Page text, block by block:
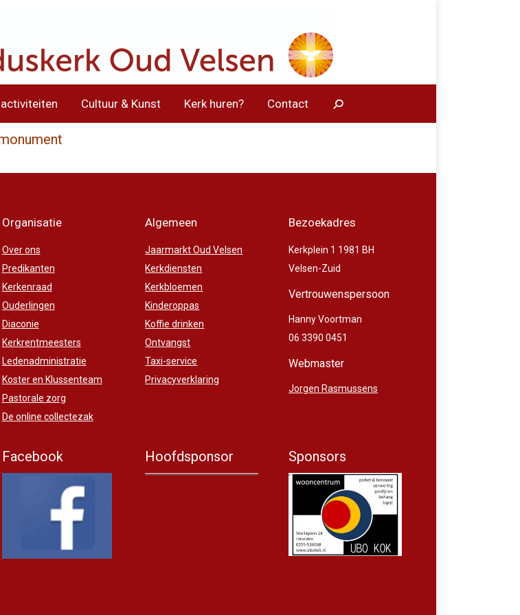
Cultuur & Kunst Kerk huren? Contact
Organisatie
Over ons
Predikanten
Kerkenraad
Ouderlingen
Diaconie
Kerkrentmeesters
Ledenadministratie
Koster en Klussenteam
Pastorale zorg
De online collectezak
Algemeen
Jaarmarkt Oud Velsen
Kerkdiensten
Kerkbloemen
Kinderoppas
Koffie drinken
Ontvangst
Taxi-service
Privacyverklaring
Bezoekadres
Kerkplein 1 1981 BH
Velsen-Zuid
Vertrouwenspersoon
Hanny Voortman
06 3390 0451
Webmaster
Jorgen Rasmussens
Facebook Hoofdsponsor Sponsors